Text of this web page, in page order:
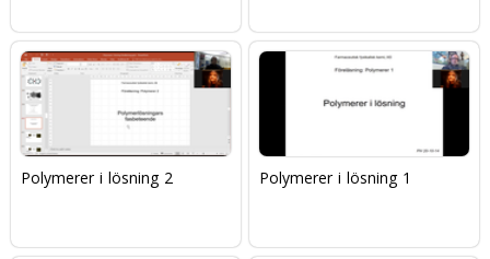
Polymerer i lösning 2 Polymerer i lösning 1